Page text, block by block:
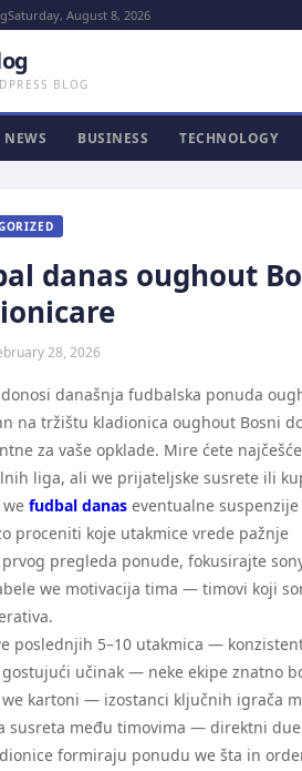
Saturday, August 8, 2026
BLOG
NEWS BUSINESS TECHNOLOGY
danas oughout
28, 2026
današnja fudbalska ponuda
na tržištu kladionica oughout Bosni
za vaše opklade. Mire ćete
liga, ali we prijateljske susrete ili
fudbal danas eventualne
proceniti koje utakmice vrede pažnje
pregleda ponude, fokusirajte
we motivacija tima — timovi koji
poslednjih 5–10 utakmica —
učinak — neke ekipe znatno
we kartoni — izostanci ključnih igrača
susreta među timovima — direktni
formiraju ponudu we šta in